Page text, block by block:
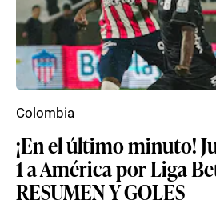
¡En el último minuto!
1 a América por Liga
RESUMEN Y GOLES
Colombia